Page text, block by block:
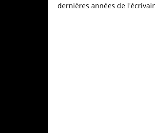
dernières années de